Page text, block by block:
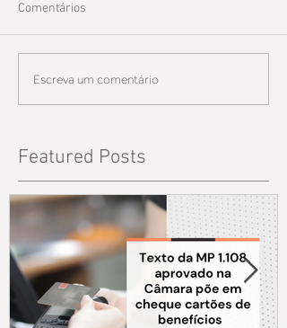
Comentários
Escreva um comentário
Featured Posts